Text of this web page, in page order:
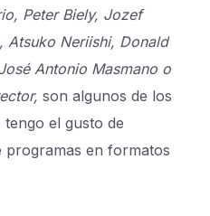
Peter Biely, Jozef
Atsuko Neriishi, Donald
Antonio Masmano o
son algunos de los
el gusto de
en formatos